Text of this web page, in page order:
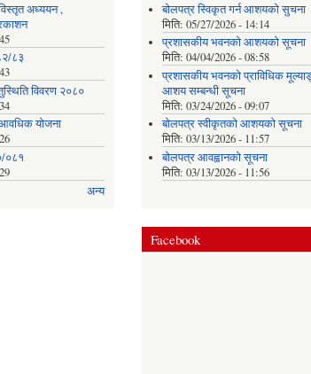
अध्ययन ,
८३
विवरण २०८०
आवधिक योजना
०८१
अन्य
बोलपत्र स्विकृत गर्न आशयको सुचना
मिति: 05/27/2026 - 14:14
प्रशासकीय भवनको आशयको सूचना
मिति: 04/04/2026 - 08:58
प्रशासकीय भवनको प्राविधिक
आशय सम्बन्धी सूचना
मिति: 03/24/2026 - 09:07
बोलपत्र स्वीकृतको आशयको सूचना
मिति: 03/13/2026 - 11:57
बोलपत्र आवह्वानको सूचना
मिति: 03/13/2026 - 11:56
Facebook